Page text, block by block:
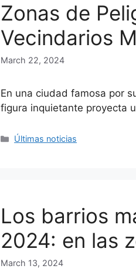
Zonas de
Vecindarios
March 22, 2024
En una ciudad famosa por
figura inquietante proyecta
Categories
Últimas noticias
Los barrios
2024: en las
March 13, 2024